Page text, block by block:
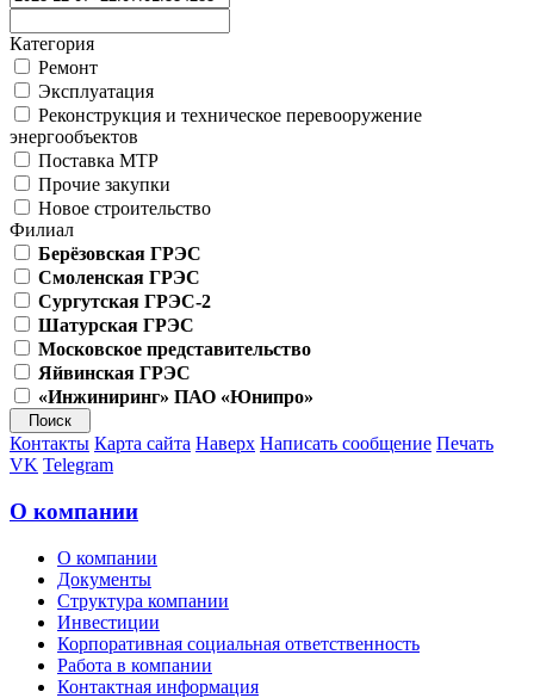
Категория
Ремонт
Эксплуатация
Реконструкция и техническое перевооружение
энергообъектов
Поставка МТР
Прочие закупки
Новое строительство
Филиал
Берёзовская ГРЭС
Смоленская ГРЭС
Сургутская ГРЭС-2
Шатурская ГРЭС
Московское представительство
Яйвинская ГРЭС
«Инжиниринг» ПАО «Юнипро»
Контакты Карта сайта Наверх Написать сообщение Печать
VK Telegram
О компании
О компании
Документы
Структура компании
Инвестиции
Корпоративная социальная ответственность
Работа в компании
Контактная информация